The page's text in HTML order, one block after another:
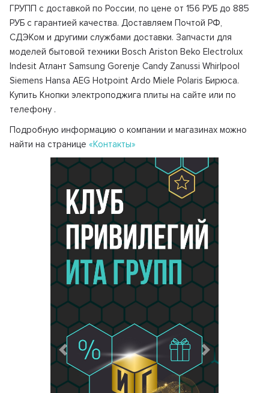
Предыдущий Следующий
ГРУПП с доставкой по России, по цене от 156 РУБ до 885
РУБ с гарантией качества. Доставляем Почтой РФ,
СДЭКом и другими службами доставки. Запчасти для
моделей бытовой техники Bosch Ariston Beko Electrolux
Indesit Атлант Samsung Gorenje Candy Zanussi Whirlpool
Siemens Hansa AEG Hotpoint Ardo Miele Polaris Бирюса.
Купить Кнопки электроподжига плиты на сайте или по
телефону .
Подробную информацию о компании и магазинах можно
найти на странице«Контакты»